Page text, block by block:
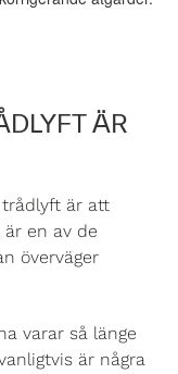
ÄR
är att
en av de
överväger
varar så länge
är några